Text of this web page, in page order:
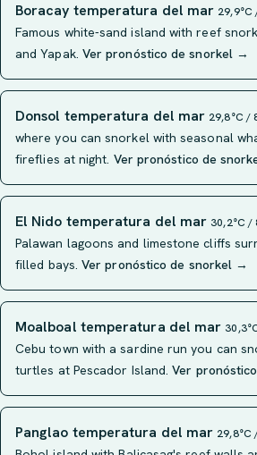
Boracay temperatura del mar 29,9°C
Famous white-sand island with reef
and Yapak. Ver pronóstico de snorkel →
Donsol temperatura del mar 29,8°C /
where you can snorkel with seasonal
fireflies at night. Ver pronóstico de
El Nido temperatura del mar 30,2°C /
Palawan lagoons and limestone cliffs
filled bays. Ver pronóstico de snorkel →
Moalboal temperatura del mar
Cebu town with a sardine run you can
turtles at Pescador Island. Ver
Panglao temperatura del mar 29,8°C